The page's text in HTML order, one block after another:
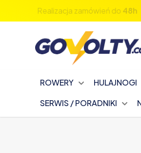
Zapisz się na nasz newsletter!
ROWERY HULAJNOGI
SERWIS / PORADNIKI